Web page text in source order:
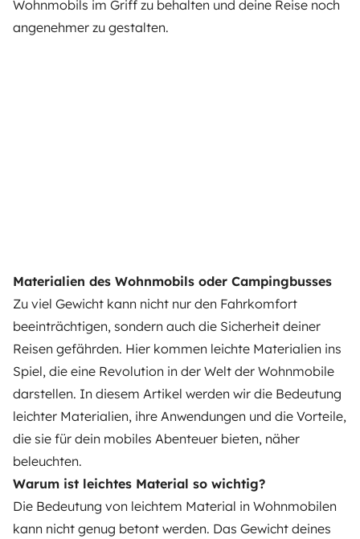
Wohnmobils im Griff zu behalten und deine Reise noch
angenehmer zu gestalten.
Materialien des Wohnmobils oder Campingbusses
Zu viel Gewicht kann nicht nur den Fahrkomfort
beeinträchtigen, sondern auch die Sicherheit deiner
Reisen gefährden. Hier kommen leichte Materialien ins
Spiel, die eine Revolution in der Welt der Wohnmobile
darstellen. In diesem Artikel werden wir die Bedeutung
leichter Materialien, ihre Anwendungen und die Vorteile,
die sie für dein mobiles Abenteuer bieten, näher
beleuchten.
Warum ist leichtes Material so wichtig?
Die Bedeutung von leichtem Material in Wohnmobilen
kann nicht genug betont werden. Das Gewicht deines